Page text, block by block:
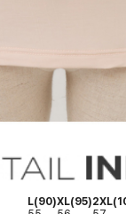
L(90)XL(95)